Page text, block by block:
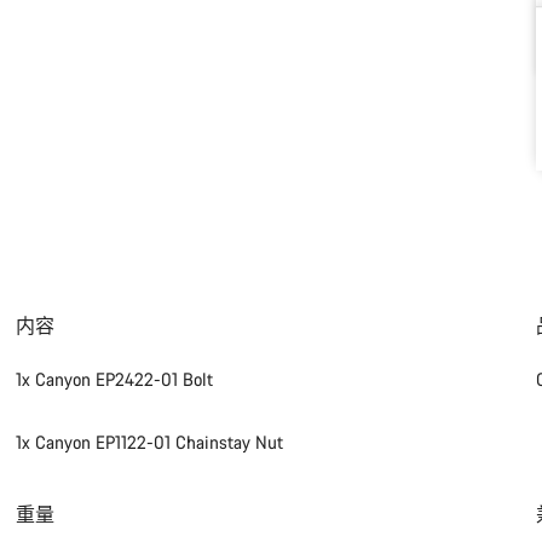
内容
1x Canyon EP2422-01 Bolt
1x Canyon EP1122-01 Chainstay Nut
重量